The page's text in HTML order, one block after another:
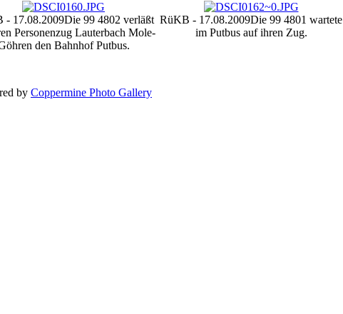
- 17.08.2009Die 99 4802 verläßt
Personenzug Lauterbach Mole-
den Bahnhof Putbus.
RüKB - 17.08.2009Die 99 4801 wartete
im Putbus auf ihren Zug.
by Coppermine Photo Gallery